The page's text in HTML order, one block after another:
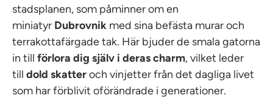
stadsplanen, som påminner om en
miniatyr Dubrovnik med sina befästa murar och
terrakottafärgade tak. Här bjuder de smala gatorna
in till förlora dig själv i deras charm, vilket leder
till dold skatteroch vinjetter från det dagliga livet
som har förblivit oförändrade i generationer.